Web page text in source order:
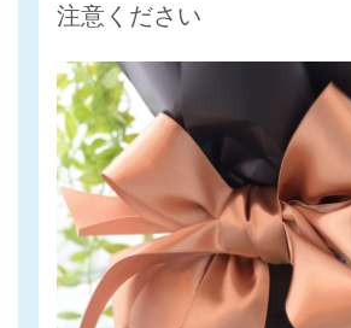
注意ください